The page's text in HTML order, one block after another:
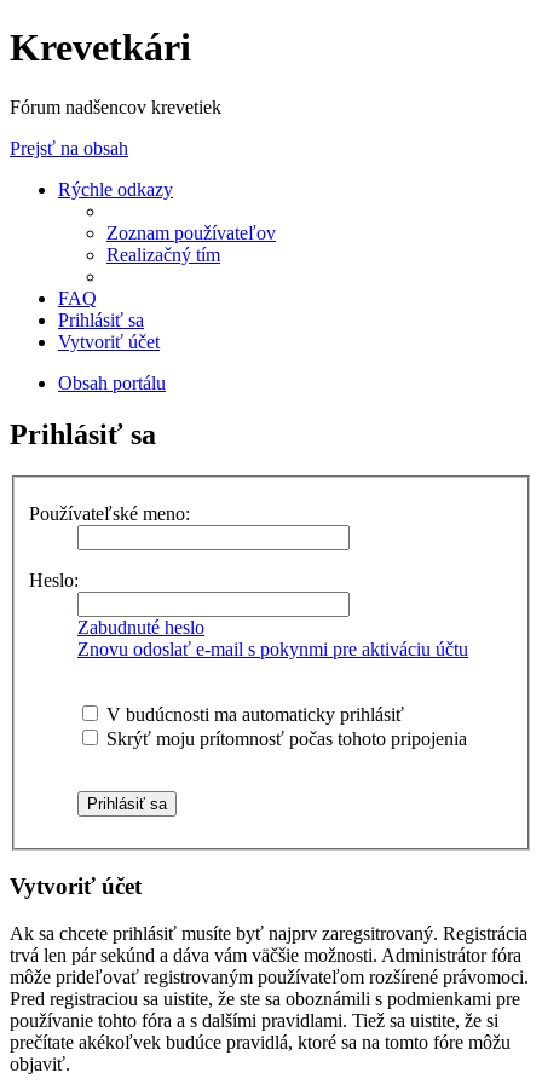
Krevetkári
Fórum nadšencov krevetiek
Prejsť na obsah
Rýchle odkazy
Zoznam používateľov
Realizačný tím
FAQ
Prihlásiť sa
Vytvoriť účet
Obsah portálu
Prihlásiť sa
Používateľské meno:
Heslo:
Zabudnuté heslo
Znovu odoslať e-mail s pokynmi pre aktiváciu účtu
V budúcnosti ma automaticky prihlásiť
Skrýť moju prítomnosť počas tohoto pripojenia
Vytvoriť účet
Ak sa chcete prihlásiť musíte byť najprv zaregsitrovaný. Registrácia
trvá len pár sekúnd a dáva vám väčšie možnosti. Administrátor fóra
môže prideľovať registrovaným používateľom rozšírené právomoci.
Pred registraciou sa uistite, že ste sa oboznámili s podmienkami pre
používanie tohto fóra a s dalšími pravidlami. Tiež sa uistite, že si
prečítate akékoľvek budúce pravidlá, ktoré sa na tomto fóre môžu
objaviť.